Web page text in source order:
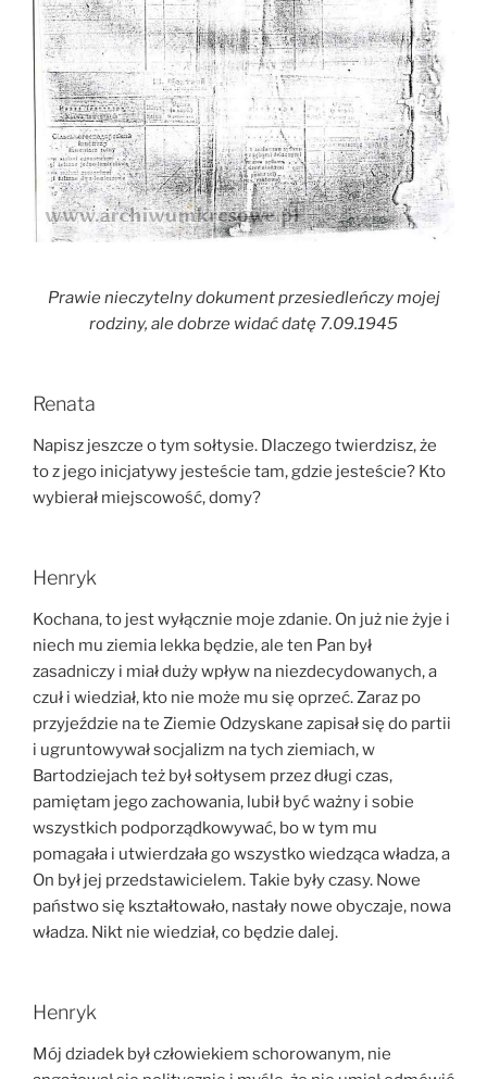
Prawie nieczytelny dokument przesiedleńczy mojej
rodziny, ale dobrze widać datę 7.09.1945
Renata
Napisz jeszcze o tym sołtysie. Dlaczego twierdzisz, że
to z jego inicjatywy jesteście tam, gdzie jesteście? Kto
wybierał miejscowość, domy?
Henryk
Kochana, to jest wyłącznie moje zdanie. On już nie żyje i
niech mu ziemia lekka będzie, ale ten Pan był
zasadniczy i miał duży wpływ na niezdecydowanych, a
czuł i wiedział, kto nie może mu się oprzeć. Zaraz po
przyjeździe na te Ziemie Odzyskane zapisał się do partii
i ugruntowywał socjalizm na tych ziemiach, w
Bartodziejach też był sołtysem przez długi czas,
pamiętam jego zachowania, lubił być ważny i sobie
wszystkich podporządkowywać, bo w tym mu
pomagała i utwierdzała go wszystko wiedząca władza, a
On był jej przedstawicielem. Takie były czasy. Nowe
państwo się kształtowało, nastały nowe obyczaje, nowa
władza. Nikt nie wiedział, co będzie dalej.
Henryk
Mój dziadek był człowiekiem schorowanym, nie